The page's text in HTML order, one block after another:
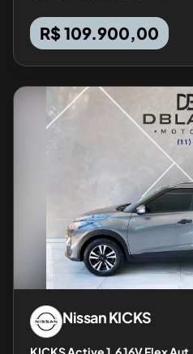
R$ 109.900,00
NissanKICKS